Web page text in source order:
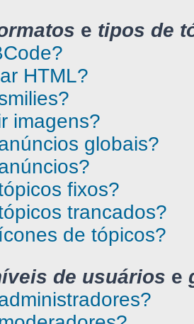
e tipos de
HTML?
imagens?
globais?
fixos?
trancados?
de tópicos?
de usuários e